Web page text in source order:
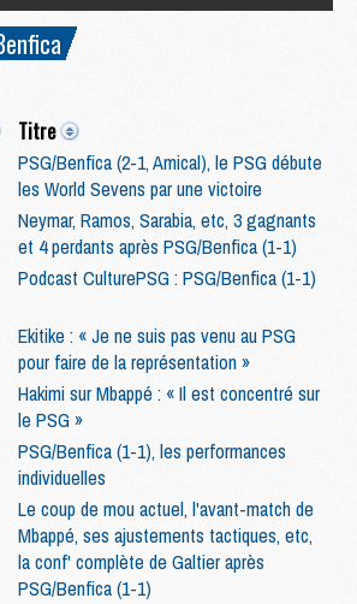
Titre
PSG/Benfica (2-1, Amical), le PSG débute
les World Sevens par une victoire
Neymar, Ramos, Sarabia, etc, 3 gagnants
et 4 perdants après PSG/Benfica (1-1)
Podcast CulturePSG : PSG/Benfica (1-1)
Ekitike : « Je ne suis pas venu au PSG
pour faire de la représentation »
Hakimi sur Mbappé : « Il est concentré sur
le PSG »
PSG/Benfica (1-1), les performances
individuelles
Le coup de mou actuel, l'avant-match de
Mbappé, ses ajustements tactiques, etc,
la conf' complète de Galtier après
PSG/Benfica (1-1)